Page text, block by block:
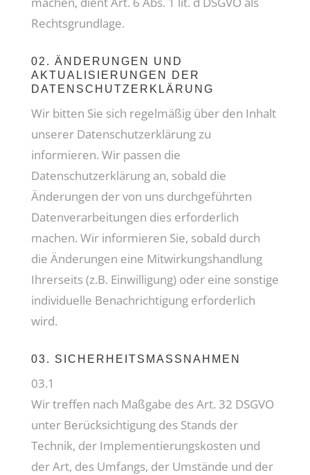
Rechtsgrundlage.
02. ÄNDERUNGEN UND
AKTUALISIERUNGEN DER
DATENSCHUTZERKLÄRUNG
Wir bitten Sie sich regelmäßig über den Inhalt
unserer Datenschutzerklärung zu
informieren. Wir passen die
Datenschutzerklärung an, sobald die
Änderungen der von uns durchgeführten
Datenverarbeitungen dies erforderlich
machen. Wir informieren Sie, sobald durch
die Änderungen eine Mitwirkungshandlung
Ihrerseits (z.B. Einwilligung) oder eine sonstige
individuelle Benachrichtigung erforderlich
wird.
03. SICHERHEITSMASSNAHMEN
03.1
Wir treffen nach Maßgabe des Art. 32 DSGVO
unter Berücksichtigung des Stands der
Technik, der Implementierungskosten und
der Art, des Umfangs, der Umstände und der